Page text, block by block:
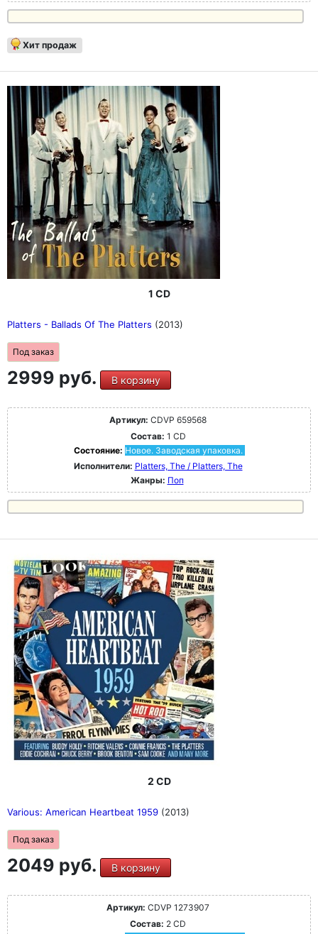
Хит продаж
1 CD
Platters - Ballads Of The Platters (2013)
Под заказ
2999 руб. В корзину
Артикул: CDVP 659568
Состав: 1 CD
Состояние: Новое. Заводская упаковка.
Исполнители: Platters, The / Platters, The
Жанры: Поп
2 CD
Various: American Heartbeat 1959 (2013)
Под заказ
2049 руб. В корзину
Артикул: CDVP 1273907
Состав: 2 CD